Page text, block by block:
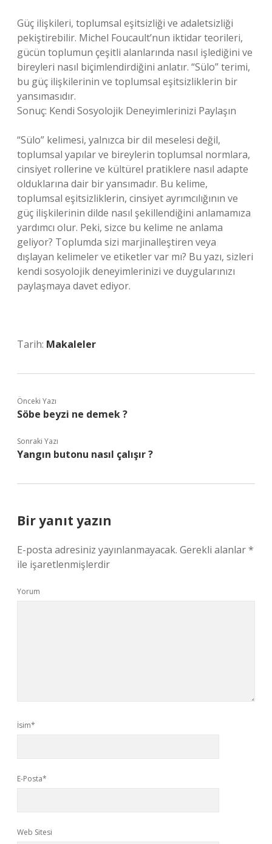
Güç ilişkileri, toplumsal eşitsizliği ve adaletsizliği
pekiştirebilir. Michel Foucault’nun iktidar teorileri,
gücün toplumun çeşitli alanlarında nasıl işlediğini ve
bireyleri nasıl biçimlendirdiğini anlatır. “Sülo” terimi,
bu güç ilişkilerinin ve toplumsal eşitsizliklerin bir
yansımasıdır.
Sonuç: Kendi Sosyolojik Deneyimlerinizi Paylaşın
“Sülo” kelimesi, yalnızca bir dil meselesi değil,
toplumsal yapılar ve bireylerin toplumsal normlara,
cinsiyet rollerine ve kültürel pratiklere nasıl adapte
olduklarına dair bir yansımadır. Bu kelime,
toplumsal eşitsizliklerin, cinsiyet ayrımcılığının ve
güç ilişkilerinin dilde nasıl şekillendiğini anlamamıza
yardımcı olur. Peki, sizce bu kelime ne anlama
geliyor? Toplumda sizi marjinalleştiren veya
dışlayan kelimeler ve etiketler var mı? Bu yazı, sizleri
kendi sosyolojik deneyimlerinizi ve duygularınızı
paylaşmaya davet ediyor.
Tarih: Makaleler
Önceki Yazı
Söbe beyzi ne demek ?
Sonraki Yazı
Yangın butonu nasıl çalışır ?
Bir yanıt yazın
E-posta adresiniz yayınlanmayacak. Gerekli alanlar*
ile işaretlenmişlerdir
Yorum
İsim*
E-Posta*
Web Sitesi